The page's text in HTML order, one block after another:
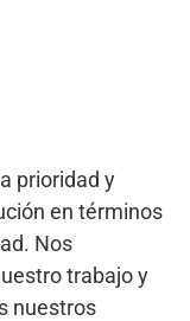
prioridad y
en términos
Nos
trabajo y
nuestros